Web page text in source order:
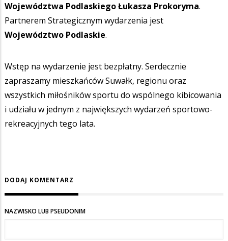
Województwa Podlaskiego Łukasza Prokoryma.
Partnerem Strategicznym wydarzenia jest
Województwo Podlaskie.
Wstęp na wydarzenie jest bezpłatny. Serdecznie
zapraszamy mieszkańców Suwałk, regionu oraz
wszystkich miłośników sportu do wspólnego kibicowania
i udziału w jednym z największych wydarzeń sportowo-
rekreacyjnych tego lata.
DODAJ KOMENTARZ
NAZWISKO LUB PSEUDONIM